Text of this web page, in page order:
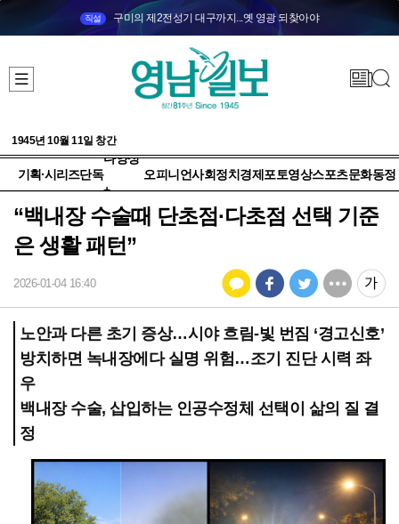
직설 구미의 제2전성기 대구까지...옛 영광 되찾아야
1945년 10월 11일 창간
기획·시리즈단독
다양성
+
오피니언사회정치 경제 포토영상스포츠문화동정
“백내장 수술때 단초점·다초점 선택 기준
은 생활 패턴”
2026-01-04 16:40
노안과 다른 초기 증상…시야 흐림-빛 번짐 ‘경고신호’
방치하면 녹내장에다 실명 위험…조기 진단 시력 좌
우
백내장 수술, 삽입하는 인공수정체 선택이 삶의 질 결
정